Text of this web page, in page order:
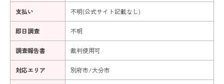
支払い 不明(公式サイト記載なし)
即日調査 不明
調査報告書 裁判使用可
対応エリア 別府市/大分市